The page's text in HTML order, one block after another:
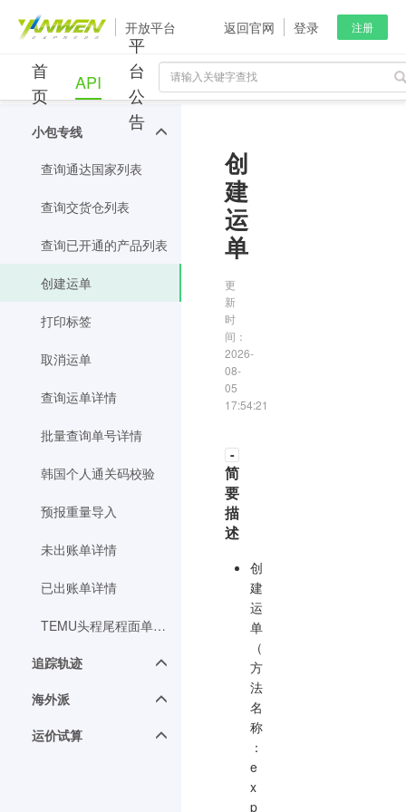
开放平台 返回官网 登录 注册
首
页
API
平
台
公
告
小包专线
查询通达国家列表
查询交货仓列表
查询已开通的产品列表
创建运单
打印标签
取消运单
查询运单详情
批量查询单号详情
韩国个人通关码校验
预报重量导入
未出账单详情
已出账单详情
TEMU头程尾程面单上传
追踪轨迹
海外派
运价试算
创
建
运
单
更
新
时
间：
2026-
08-
05
17:54:21
-
简
要
描
述
创
建
运
单
（
方
法
名
称
：
e
x
p